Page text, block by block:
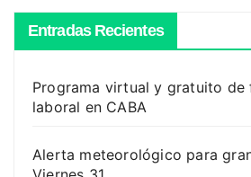
Entradas Recientes
Programa virtual y gratuito de
laboral en CABA
Alerta meteorológico para